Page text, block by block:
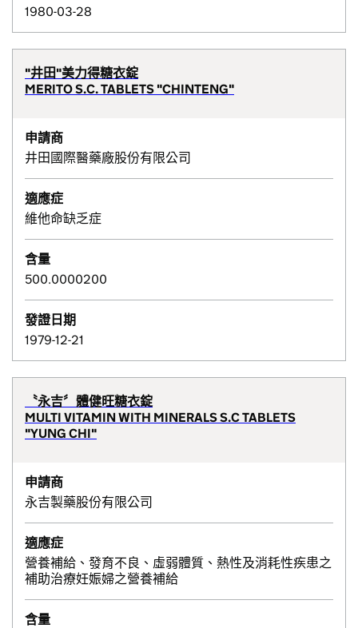
1980-03-28
"井田"美力得糖衣錠
MERITO S.C. TABLETS "CHINTENG"
申請商
井田國際醫藥廠股份有限公司
適應症
維他命缺乏症
含量
500.0000200
發證日期
1979-12-21
〝永吉〞體健旺糖衣錠
MULTI VITAMIN WITH MINERALS S.C TABLETS
"YUNG CHI"
申請商
永吉製藥股份有限公司
適應症
營養補給、發育不良、虛弱體質、熱性及消耗性疾患之
補助治療妊娠婦之營養補給
含量